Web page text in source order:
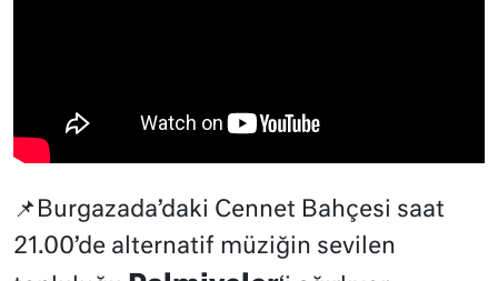
📌Burgazada’daki Cennet Bahçesi saat
21.00’de alternatif müziğin sevilen